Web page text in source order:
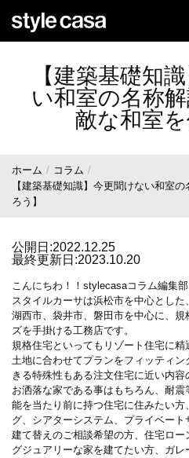
【建築基礎知
い和室の名称
敵な和室を
ホーム
コラム
【建築基礎知識】今更聞けない和室
ろう】
公開日:2022.12.25
最終更新日:2023.10.20
こんにちわ！！stylecasaコラム編集部
スタイルカーサは浜松市を中心とした
湖西市、袋井市、磐田市を中心に、
ズを手掛ける工務店です。
規格住宅といってもリゾート住宅に
土地に合わせてプランをフィッティ
きる特殊性もある注文住宅に近い内容
お洒落な家である事はもちろん、耐
能を当たり前に持つ住宅に住みたい
グ、シアターシステム、プライベート
建て替えのご相談希望の方、住宅ロ
グジュアリーな家を建てたい方、ガ